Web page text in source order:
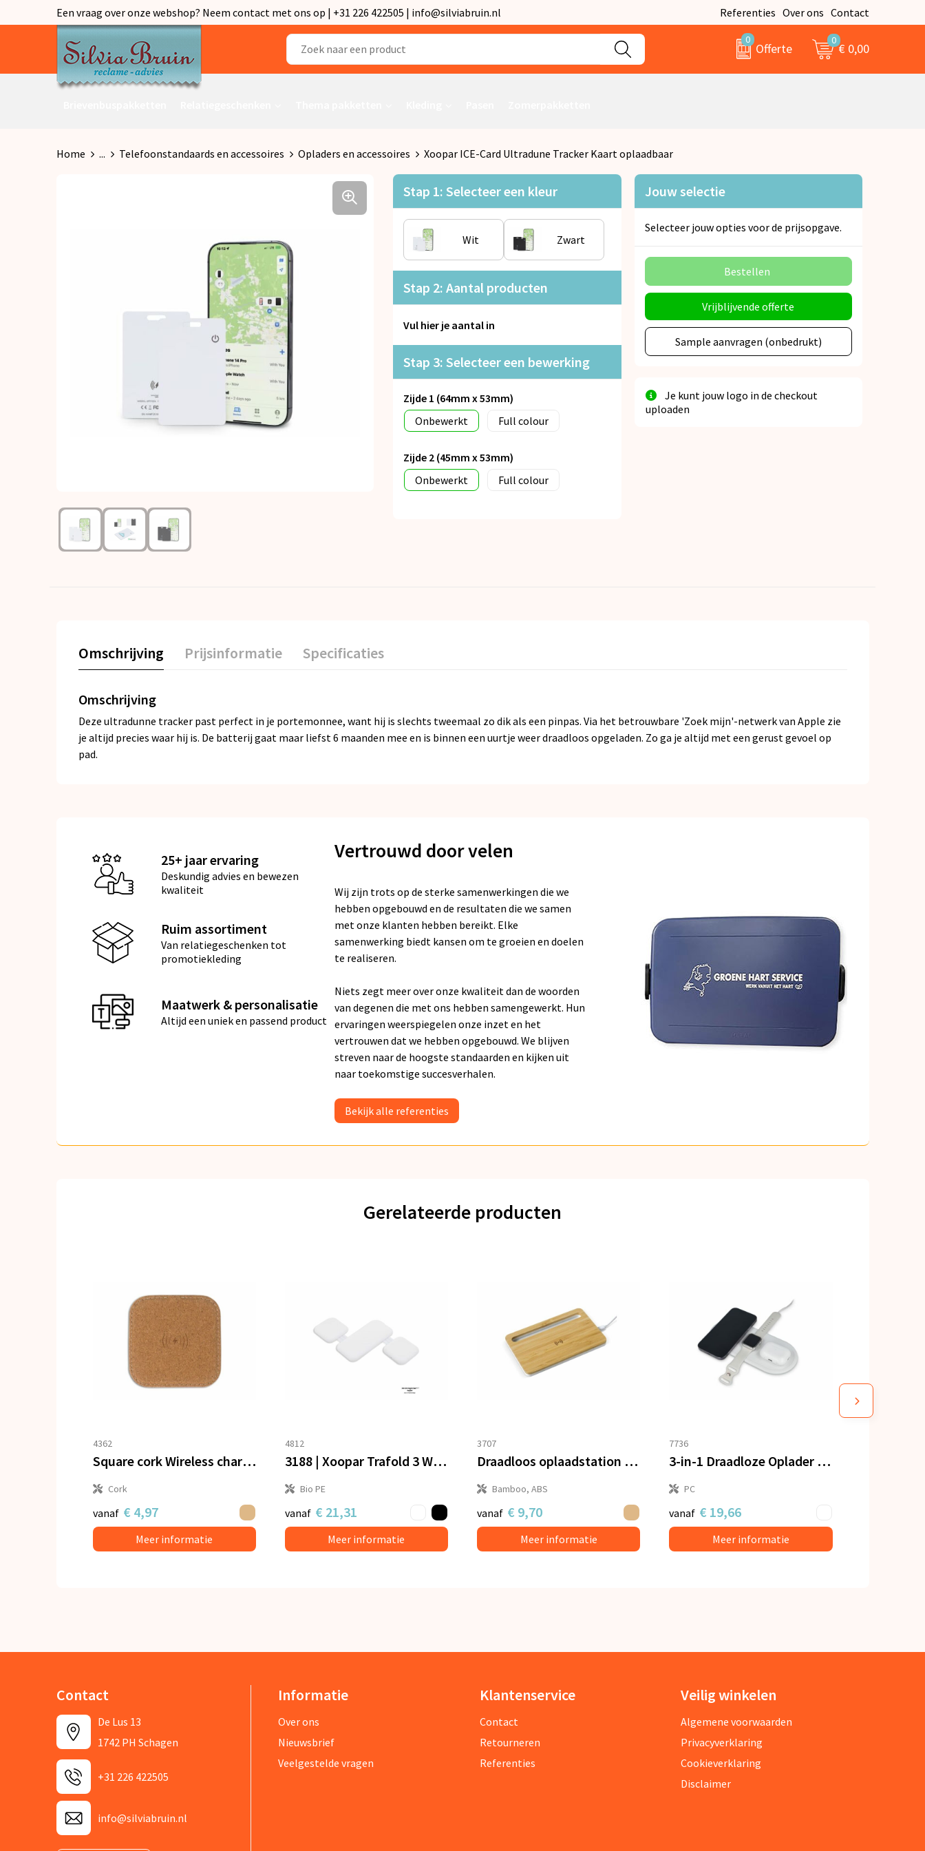
Een vraag over onze webshop? Neem contact met ons op | +31 226 422505 | info@silviabruin.nl Referenties Over ons Contact
0
Offerte
0
€ 0,00
Home ... Telefoonstandaards en accessoires Opladers en accessoires Xoopar ICE-Card Ultradune Tracker Kaart oplaadbaar
Stap 1: Selecteer een kleur
Wit Zwart
Stap 2: Aantal producten
Vul hier je aantal in
Stap 3: Selecteer een bewerking
Zijde 1 (64mm x 53mm)
Onbewerkt
Full colour
Zijde 2 (45mm x 53mm)
Onbewerkt
Full colour
Jouw selectie
Selecteer jouw opties voor de prijsopgave.
Bestellen
Vrijblijvende offerte
Sample aanvragen (onbedrukt)
Je kunt jouw logo in de checkout
uploaden
Omschrijving Prijsinformatie Specificaties
Omschrijving
Deze ultradunne tracker past perfect in je portemonnee, want hij is slechts tweemaal zo dik als een pinpas. Via het betrouwbare 'Zoek mijn'-netwerk van Apple zie
je altijd precies waar hij is. De batterij gaat maar liefst 6 maanden mee en is binnen een uurtje weer draadloos opgeladen. Zo ga je altijd met een gerust gevoel op
pad.
25+ jaar ervaring
Deskundig advies en bewezen
kwaliteit
Ruim assortiment
Van relatiegeschenken tot
promotiekleding
Maatwerk & personalisatie
Altijd een uniek en passend product
Vertrouwd door velen
Wij zijn trots op de sterke samenwerkingen die we
hebben opgebouwd en de resultaten die we samen
met onze klanten hebben bereikt. Elke
samenwerking biedt kansen om te groeien en doelen
te realiseren.
Niets zegt meer over onze kwaliteit dan de woorden
van degenen die met ons hebben samengewerkt. Hun
ervaringen weerspiegelen onze inzet en het
vertrouwen dat we hebben opgebouwd. We blijven
streven naar de hoogste standaarden en kijken uit
naar toekomstige succesverhalen.
Bekijk alle referenties
Gerelateerde producten
4362
Square cork Wireless charger 5W
Cork
vanaf € 4,97
Meer informatie
4812
3188 | Xoopar Trafold 3 Wireless charger 15W
Bio PE
vanaf € 21,31
Meer informatie
3707
Draadloos oplaadstation bamboe 5W
Bamboo, ABS
vanaf € 9,70
Meer informatie
7736
3-in-1 Draadloze Oplader 15 W, Smartphone / Apple Watch / AirPod
PC
vanaf € 19,66
Meer informatie
Contact
De Lus 13
1742 PH Schagen
+31 226 422505
info@silviabruin.nl
Informatie
Over ons
Nieuwsbrief
Veelgestelde vragen
Klantenservice
Contact
Retourneren
Referenties
Veilig winkelen
Algemene voorwaarden
Privacyverklaring
Cookieverklaring
Disclaimer